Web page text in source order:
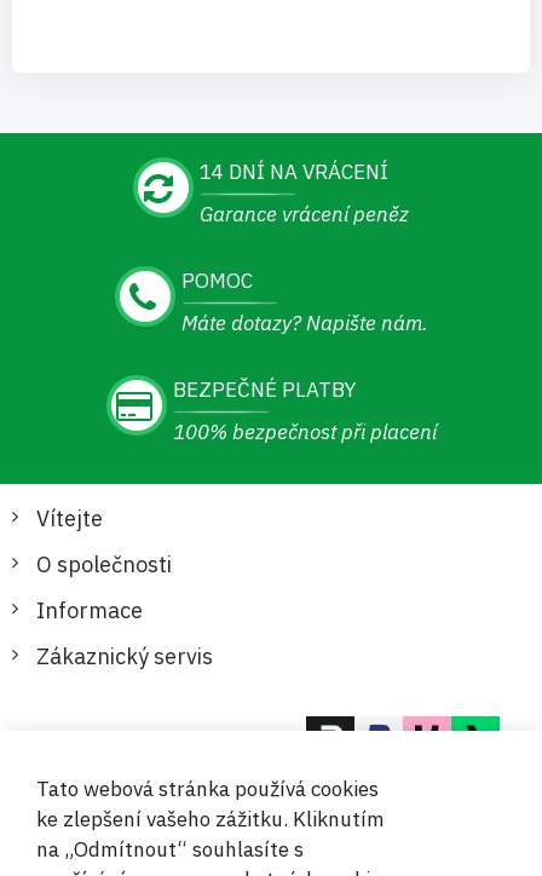
14 DNÍ NA VRÁCENÍ
Garance vrácení peněz
POMOC
Máte dotazy? Napište nám.
BEZPEČNÉ PLATBY
100% bezpečnost při placení
Vítejte
O společnosti
Informace
Zákaznický servis
Tato webová stránka používá cookies
ke zlepšení vašeho zážitku. Kliknutím
na „Odmítnout“ souhlasíte s